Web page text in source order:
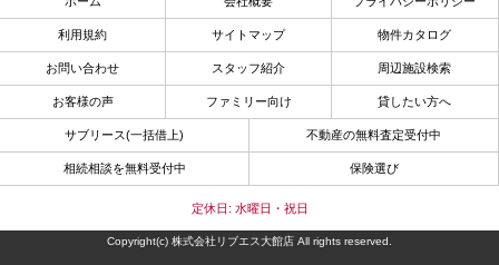
利用規約 サイトマップ 物件カタログ
お問い合わせ スタッフ紹介 周辺施設検索
お客様の声 ファミリー向け 貸したい方へ
サブリース(一括借上) 不動産の無料査定受付中
相続相談を無料受付中 保険選び
定休日: 水曜日・祝日
Copyright(c) 株式会社リブエス大館店 All rights reserved.